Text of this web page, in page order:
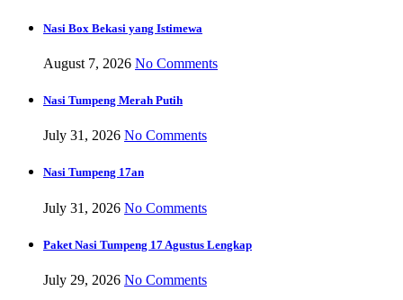
Nasi Box Bekasi yang Istimewa
August 7, 2026 No Comments
Nasi Tumpeng Merah Putih
July 31, 2026 No Comments
Nasi Tumpeng 17an
July 31, 2026 No Comments
Paket Nasi Tumpeng 17 Agustus Lengkap
July 29, 2026 No Comments